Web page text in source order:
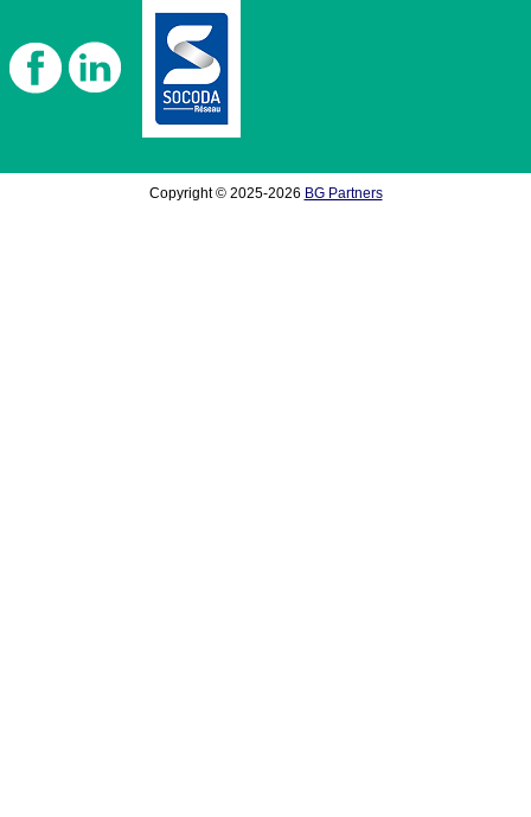
Copyright © 2025-2026 BG Partners